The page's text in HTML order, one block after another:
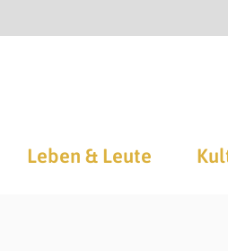
Leben & Leute